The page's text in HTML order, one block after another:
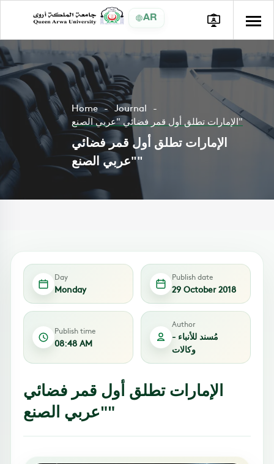
AR
Home
Journal
الإمارات تطلق أول قمر فضائي "عربي الصنع"
الإمارات تطلق أول قمر فضائي
"عربي الصنع"
Day
Monday
Publish date
29 October 2018
Publish time
08:48 AM
Author
مُسند للأنباء -
وكالات
الإمارات تطلق أول قمر فضائي
"عربي الصنع"